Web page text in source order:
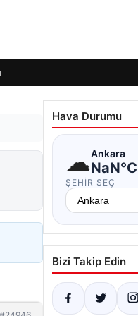
Hava Durumu
☁Ankara
NaN°C
ŞEHIR SEÇ
Bizi Takip Edin